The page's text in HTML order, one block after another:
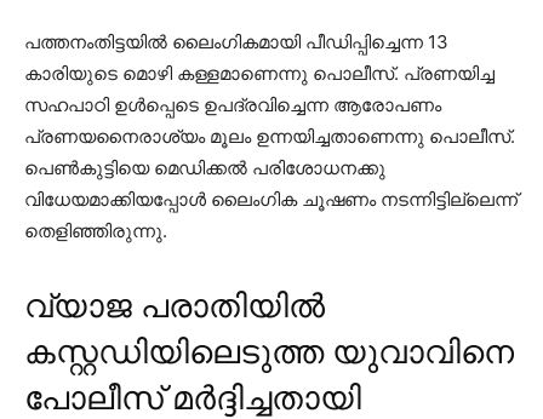
പത്തനംതിട്ടയില്‍ ലൈംഗികമായി പീഡിപ്പിച്ചെന്ന 13
കാരിയുടെ മൊഴി കള്ളമാണെന്നു പൊലീസ്. പ്രണയിച്ച
സഹപാഠി ഉള്‍പ്പെടെ ഉപദ്രവിച്ചെന്ന ആരോപണം
പ്രണയനൈരാശ്യം മൂലം ഉന്നയിച്ചതാണെന്നു പൊലീസ്.
പെണ്‍കുട്ടിയെ മെഡിക്കല്‍ പരിശോധനക്കു
വിധേയമാക്കിയപ്പോള്‍ ലൈംഗിക ചൂഷണം നടന്നിട്ടില്ലെന്ന്
തെളിഞ്ഞിരുന്നു.
വ്യാജ പരാതിയിൽ
കസ്റ്റഡിയിലെടുത്ത യുവാവിനെ
പോലീസ് മർദ്ദിച്ചതായി